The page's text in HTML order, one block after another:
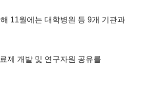
11월에는 대학병원 등 9개 기관과
제 개발 및 연구자원 공유를